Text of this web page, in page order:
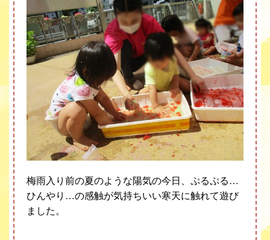
梅雨入り前の夏のような陽気の今日、ぷるぷる…
ひんやり…の感触が気持ちいい寒天に触れて遊び
ました。